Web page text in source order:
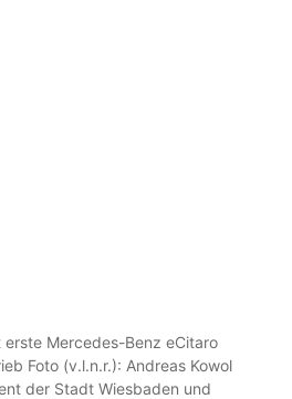
erste Mercedes-Benz eCitaro
Foto (v.l.n.r.): Andreas Kowol
der Stadt Wiesbaden und